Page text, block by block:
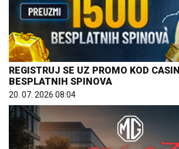
REGISTRUJ SE UZ PROMO KOD
BESPLATNIH SPINOVA
20. 07. 2026 08:04